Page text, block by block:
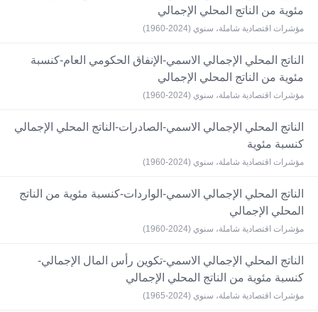
مئوية من الناتج المحلي الإجمالي
مؤشرات اقتصادية شاملة، سنوي (2024-1960)
الناتج المحلي الإجمالي الاسمي-الإنفاق الحكومي العام-كنسبة
مئوية من الناتج المحلي الإجمالي
مؤشرات اقتصادية شاملة، سنوي (2024-1960)
الناتج المحلي الإجمالي الاسمي-الصادرات-الناتج المحلي الإجمالي
كنسبة مئوية
مؤشرات اقتصادية شاملة، سنوي (2024-1960)
الناتج المحلي الإجمالي الاسمي-الواردات-كنسبة مئوية من الناتج
المحلي الإجمالي
مؤشرات اقتصادية شاملة، سنوي (2024-1960)
الناتج المحلي الإجمالي الاسمي-تكوين رأس المال الإجمالي-
كنسبة مئوية من الناتج المحلي الإجمالي
مؤشرات اقتصادية شاملة، سنوي (2024-1965)